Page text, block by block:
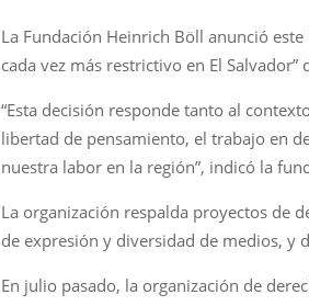
La Fundación Heinrich Böll anunció
cada vez más restrictivo en El
“Esta decisión responde tanto al
libertad de pensamiento, el trabajo en
nuestra labor en la región”, indicó la
La organización respalda proyectos de
de expresión y diversidad de medios, y
En julio pasado, la organización de